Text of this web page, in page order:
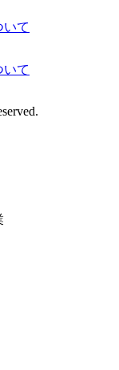
いて
いて